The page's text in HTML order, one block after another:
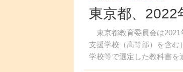
東京都、2022
東京都教育委員会は2021
支援学校（高等部）を含む
学校等で選定した教科書を